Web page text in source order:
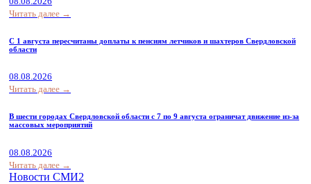
Читать далее →
С 1 августа пересчитаны доплаты к пенсиям летчиков и шахтеров Свердловской
области
08.08.2026
Читать далее →
В шести городах Свердловской области с 7 по 9 августа ограничат движение из-за
массовых мероприятий
08.08.2026
Читать далее →
Новости СМИ2